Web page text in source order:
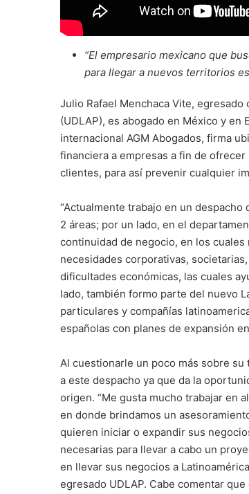
“El empresario mexicano que
para llegar a nuevos territorios
Julio Rafael Menchaca Vite,
(UDLAP), es abogado en México y
internacional AGM Abogados, firma
financiera a empresas a fin de
clientes, para así prevenir cualquier
“Actualmente trabajo en un
2 áreas; por un lado, en el
continuidad de negocio, en los
necesidades corporativas,
dificultades económicas, las cuales
lado, también formo parte del nuevo
particulares y compañías
españolas con planes de expansión
Al cuestionarle un poco más sobre
a este despacho ya que da la
origen. “Me gusta mucho trabajar en
en donde brindamos un
quieren iniciar o expandir sus
necesarias para llevar a cabo un
en llevar sus negocios a
egresado UDLAP. Cabe comentar